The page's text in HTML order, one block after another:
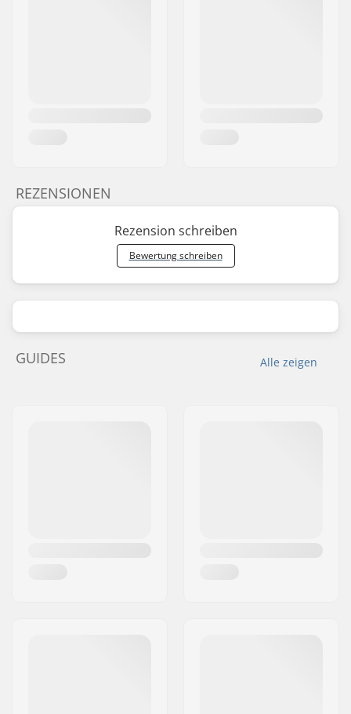
REZENSIONEN
Rezension schreiben
Bewertung schreiben
Alle zeigen
GUIDES